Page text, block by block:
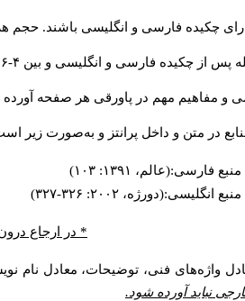
فارسی و انگلیسی باشند. حجم هر دو چکیده کمتر از ۲۰۰ و
چکیده فارسی و انگلیسی و بین ۴-۶ کلمه نوشته شود.
و مفاهیم مهم در پاورقی هر صفحه
در متن و داخل پرانتز و به‌صورت زیر
فارسی:(عالم، ۱۳۹۱: ۱۰۳)
انگلیسی:(دورژه، ۲۰۰۲: ۳۲۶-۳۲۷)
* در ارجاع
واژه‌های فنی، توضیحات، معادل نام
نباید آورده شود.